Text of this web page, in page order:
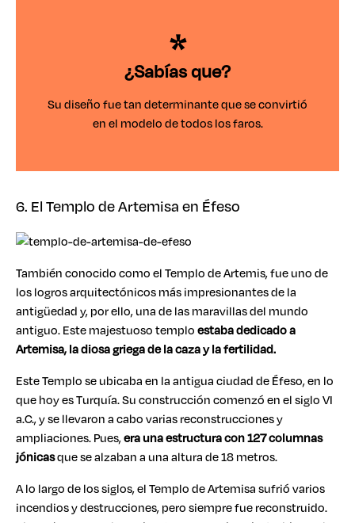
¿Sabías que?
Su diseño fue tan determinante que se convirtió
en el modelo de todos los faros.
6. El Templo de Artemisa en Éfeso
También conocido como el Templo de Artemis, fue uno de
los logros arquitectónicos más impresionantes de la
antigüedad y, por ello, una de las maravillas del mundo
antiguo. Este majestuoso temploestaba dedicado a
Artemisa, la diosa griega de la caza y la fertilidad.
Este Templo se ubicaba en la antigua ciudad de Éfeso, en lo
que hoy es Turquía. Su construcción comenzó en el siglo VI
a.C., y se llevaron a cabo varias reconstrucciones y
ampliaciones. Pues,era una estructura con 127 columnas
jónicasque se alzaban a una altura de 18 metros.
A lo largo de los siglos, el Templo de Artemisa sufrió varios
incendios y destrucciones, pero siempre fue reconstruido.